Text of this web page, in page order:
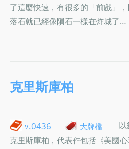
了這麼快速，有很多的「前戲」
落石就已經像隕石一樣在炸城了…
克里斯庫柏
v.0436 大牌檔
以
克里斯庫柏，代表作包括《美國